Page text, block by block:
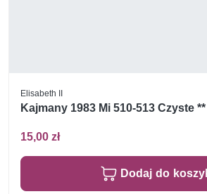
Elisabeth II
Kajmany 1983 Mi 510-513 Czyste **
15,00 zł
Dodaj do